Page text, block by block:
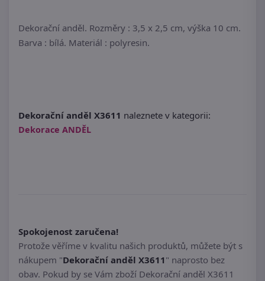
Dekorační anděl. Rozměry : 3,5 x 2,5 cm, výška 10 cm.
Barva : bílá. Materiál : polyresin.
Dekorační anděl X3611 naleznete v kategorii:
Dekorace ANDĚL
Spokojenost zaručena!
Protože věříme v kvalitu našich produktů, můžete být s
nákupem "Dekorační anděl X3611 " naprosto bez
obav. Pokud by se Vám zboží Dekorační anděl X3611